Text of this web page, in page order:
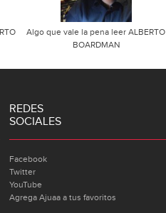
Algo que vale la pena leer ALBERTO
BOARDMAN
REDES
SOCIALES
Facebook
Twitter
YouTube
Agrega Ajuaa a tus favoritos